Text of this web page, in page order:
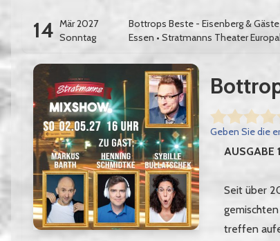
14 Mär 2027
Sonntag
Bottrops Beste - Eisenberg & Gäste
Essen •Stratmanns Theater
Geben Sie die
AUSGABE
Seit über
treffen